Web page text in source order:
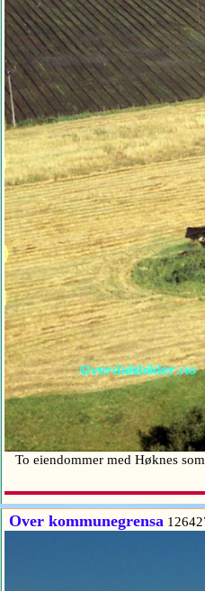
To eiendommer med Høknes
Over kommunegrensa